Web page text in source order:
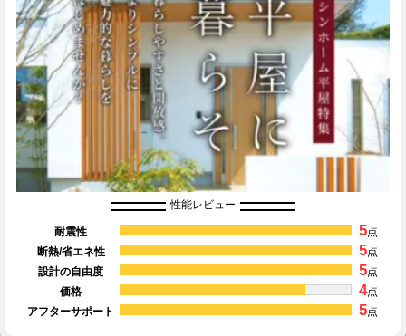
性能レビュー
耐震性 5点
断熱/省エネ性
5点
設計の自由度
5点
価格
4点
アフターサポート
5点